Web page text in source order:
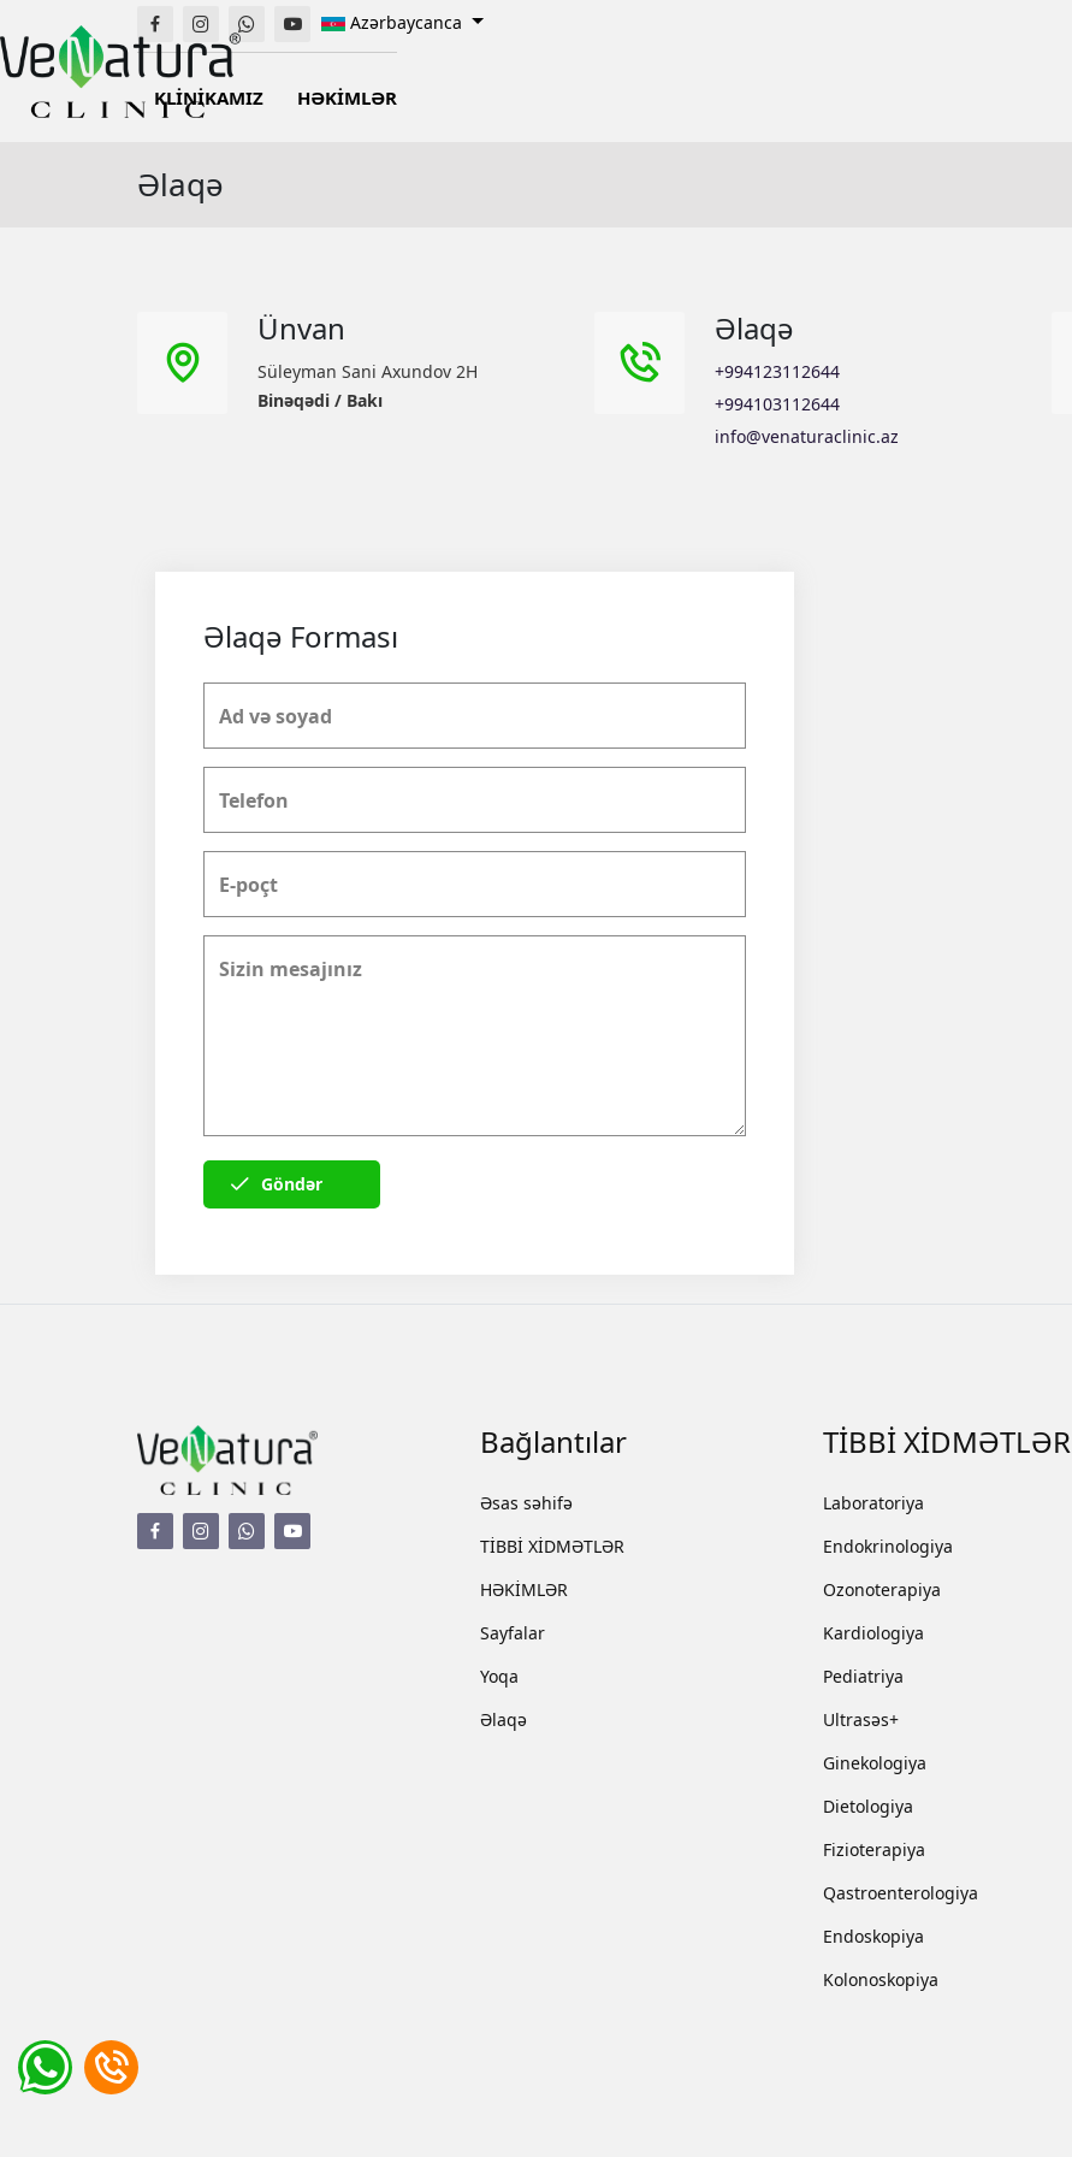
Azərbaycanca
KLİNİKAMIZ HƏKİMLƏR
Əlaqə
Ünvan
Süleyman Sani Axundov 2H
Binəqədi / Bakı
Əlaqə
+994123112644
+994103112644
info@venaturaclinic.az
Əlaqə Forması
Göndər
Bağlantılar
Əsas səhifə
TİBBİ XİDMƏTLƏR
HƏKİMLƏR
Sayfalar
Yoqa
Əlaqə
TİBBİ XİDMƏTLƏR
Laboratoriya
Endokrinologiya
Ozonoterapiya
Kardiologiya
Pediatriya
Ultrasəs+
Ginekologiya
Dietologiya
Fizioterapiya
Qastroenterologiya
Endoskopiya
Kolonoskopiya